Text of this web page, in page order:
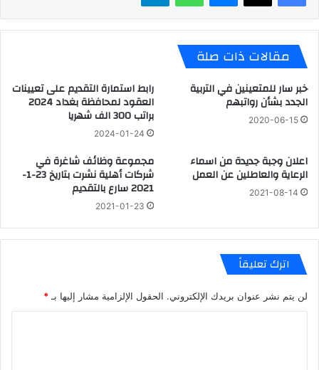
مقالات ذات صلة
خبر سار للمتعينين في التربية
الجدد بشأن رواتبهم
2020-06-15
رابط استمارة التقديم على تعيينات
العقود لمحافظة بغداد 2024
براتب 300 الف شهريا
2024-01-24
اعلان وجبة جديدة من اسماء
الرعاية والعاطلين عن العمل
2021-08-14
مجموعة وظائف شاغرة في
شركات أهلية نشرت بتاريخ 23-1-
2021 سارع بالتقديم
2021-01-23
اترك تعليقاً
لن يتم نشر عنوان بريدك الإلكتروني. الحقول الإلزامية مشار إليها بـ *